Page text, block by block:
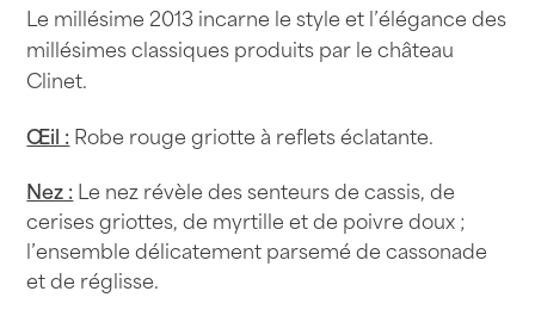
Le millésime 2013 incarne le style et l’élégance des
millésimes classiques produits par le château
Clinet.
Œil :Robe rouge griotte à reflets éclatante.
Nez :Le nez révèle des senteurs de cassis, de
cerises griottes, de myrtille et de poivre doux ;
l’ensemble délicatement parsemé de cassonade
et de réglisse.